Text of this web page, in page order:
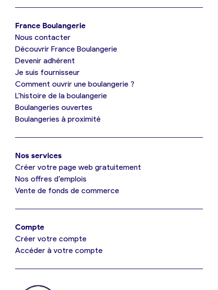
Je trouve ma boulangerie
Je suis boulanger
Je découvre France Boulangerie
Mes tarifs
Je référence ma boulangerie (gratuit)
Offres d’emploi
Je suis fournisseur
Non, annuler
France Boulangerie
Nous contacter
Découvrir France Boulangerie
Devenir adhérent
Je suis fournisseur
Comment ouvrir une boulangerie ?
L’histoire de la boulangerie
Boulangeries ouvertes
Boulangeries à proximité
Nos services
Créer votre page web gratuitement
Nos offres d’emplois
Vente de fonds de commerce
Compte
Créer votre compte
Accéder à votre compte